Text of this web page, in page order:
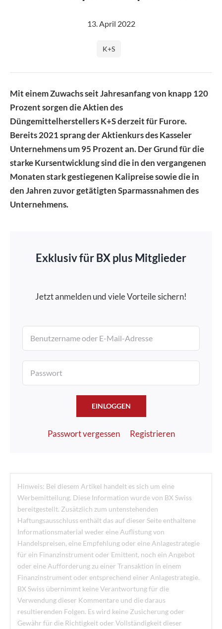
13. April 2022
K+S
Mit einem Zuwachs seit Jahresanfang von knapp 120
Prozent sorgen die Aktien des
Düngemittelherstellers K+S derzeit für Furore.
Bereits 2021 sprang der Aktienkurs des Kasseler
Unternehmens um 95 Prozent an. Der Grund für die
starke Kursentwicklung sind die in den vergangenen
Monaten stark gestiegenen Kalipreise sowie die in
den Jahren zuvor getätigten Sparmassnahmen des
Unternehmens.
Exklusiv für BX plus Mitglieder
Jetzt anmelden und viele Vorteile sichern!
EINLOGGEN
Passwort vergessen Registrieren
Hinweis: Bei diesem Artikel handelt es sich um eine
Werbemitteilung. Diese Information wurde von BX Swiss
bereitgestellt. Zusätzlich zum untenstehenden
Haftungsausschluss enthält das auf dieser Seite enthaltene
Informationsmaterial weder eine Auflistung von
Handelspreisen, eine Empfehlung oder eine Anlagestrategie
für ein Finanzinstrument oder Emittent, noch ein Angebot
oder eine Aufforderung zu einer Transaktion in einem
Finanzinstrument oder entsprechend einer Anlagestrategie.
BX Swiss übernimmt keine Verantwortung für die
Verwendung dieser Kommentare und die daraus
resultierenden Folgen. Es wird keine Zusicherung oder
Gewähr für die Richtigkeit oder Vollständigkeit dieser